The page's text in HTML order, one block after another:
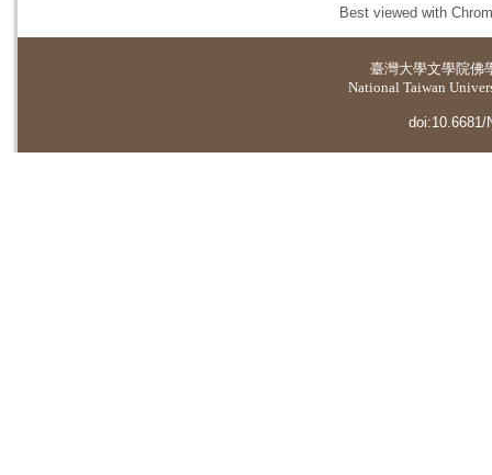
Best viewed with
臺灣大學文學院佛
National Taiwan
doi:10.6681/